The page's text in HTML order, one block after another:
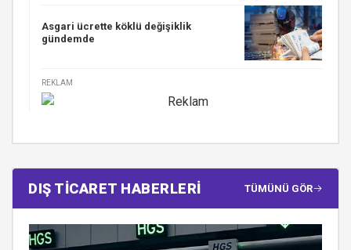
Asgari ücrette köklü değişiklik
gündemde
REKLAM
DIŞ TİCARET HABERLERİ TÜMÜNÜ GÖR